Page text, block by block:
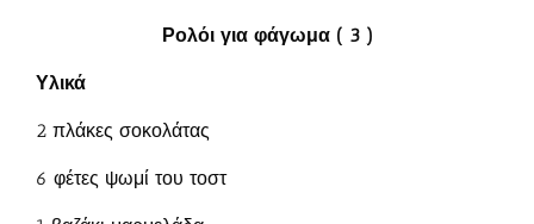
Ρολόι για φάγωμα ( 3 )
Υλικά
2 πλάκες σοκολάτας
6 φέτες ψωμί του τοστ